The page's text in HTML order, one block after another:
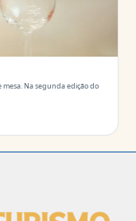
Na segunda edição do